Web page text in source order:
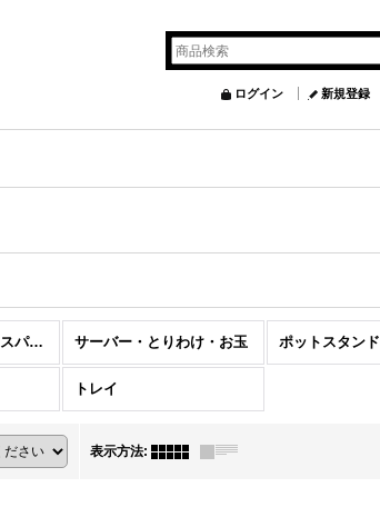
ログイン 新規登録
メジャースプーン・スパイススプーン サーバー・とりわけ・お玉 ポットスタンド
トレイ
表示方法: